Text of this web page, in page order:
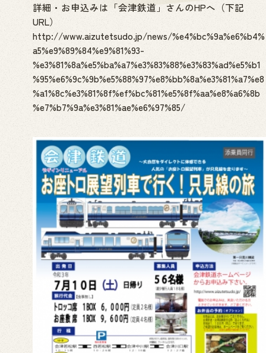
詳細・お申込みは「会津鉄道」さんのHPへ（下記
URL）
http://www.aizutetsudo.jp/news/%e4%bc%9a%e6%b4%
a5%e9%89%84%e9%81%93-
%e3%81%8a%e5%ba%a7%e3%83%88%e3%83%ad%e5%b1
%95%e6%9c%9b%e5%88%97%e8%bb%8a%e3%81%a7%e8
%a1%8c%e3%81%8f%ef%bc%81%e5%8f%aa%e8%a6%8b
%e7%b7%9a%e3%81%ae%e6%97%85/